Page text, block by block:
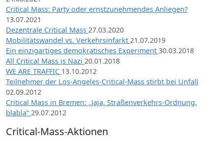
Critical Mass: Party oder ernstzunehmendes Anliegen?
13.07.2021
Dezentrale Critical Mass 27.03.2020
Mobilitätswandel vs. Verkehrsinfarkt 21.07.2019
Ein einzigartiges demokratisches Experiment 30.03.2018
All Critical Mass is Nazi 20.01.2018
WE ARE TRAFFIC 13.10.2012
Teilnehmer der Los-Angeles-Critical-Mass stirbt bei Unfall
02.09.2012
Critical Mass in Bremen: „Jaja, Straßenverkehrs-Ordnung,
blabla“ 29.07.2012
Critical-Mass-Aktionen